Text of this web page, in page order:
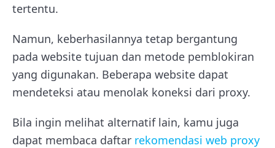
tertentu.
Namun, keberhasilannya tetap bergantung
pada website tujuan dan metode pemblokiran
yang digunakan. Beberapa website dapat
mendeteksi atau menolak koneksi dari proxy.
Bila ingin melihat alternatif lain, kamu juga
dapat membaca daftar rekomendasi web proxy